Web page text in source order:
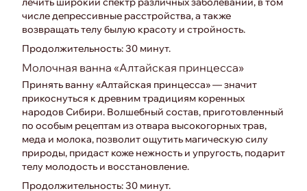
числе депрессивные расстройства, а также
возвращать телу былую красоту и стройность.
Продолжительность: 30 минут.
Молочная ванна «Алтайская принцесса»
Принять ванну «Алтайская принцесса» — значит
прикоснуться к древним традициям коренных
народов Сибири. Волшебный состав, приготовленный
по особым рецептам из отвара высокогорных трав,
меда и молока, позволит ощутить магическую силу
природы, придаст коже нежность и упругость, подарит
телу молодость и восстановление.
Продолжительность: 30 минут.